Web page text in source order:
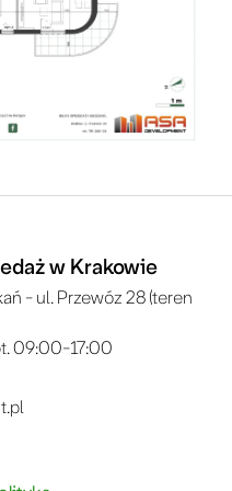
w Krakowie
- ul. Przewóz 28 (teren
09:00-17:00